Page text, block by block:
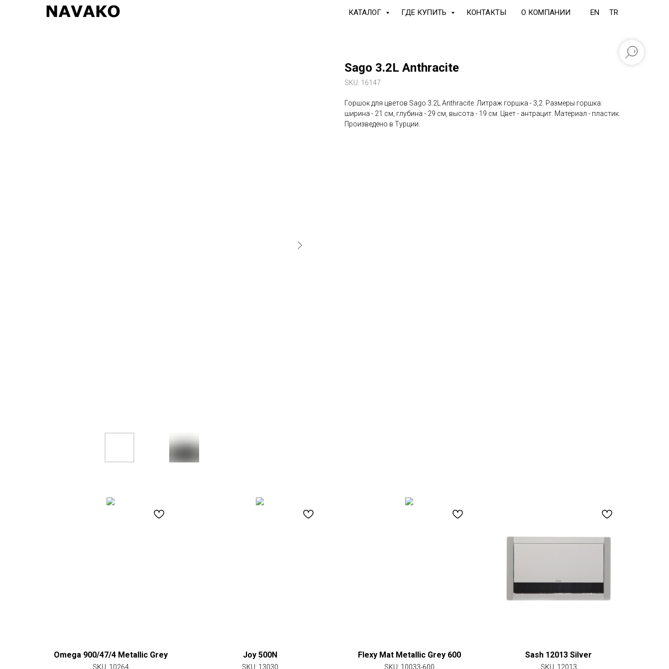
КАТАЛОГ ГДЕ КУПИТЬ КОНТАКТЫ О КОМПАНИИ EN TR
Sago 3.2L Anthracite
SKU: 16147
Горшок для цветов Sago 3.2L Anthracite. Литраж горшка - 3,2. Размеры горшка:
ширина - 21 см, глубина - 29 см, высота - 19 см. Цвет - антрацит. Материал - пластик.
Произведено в Турции.
Omega 900/47/4 Metallic Grey
SKU: 10264
Joy 500N
SKU: 13030
Flexy Mat Metallic Grey 600
SKU: 10033-600
Sash 12013 Silver
SKU: 12013